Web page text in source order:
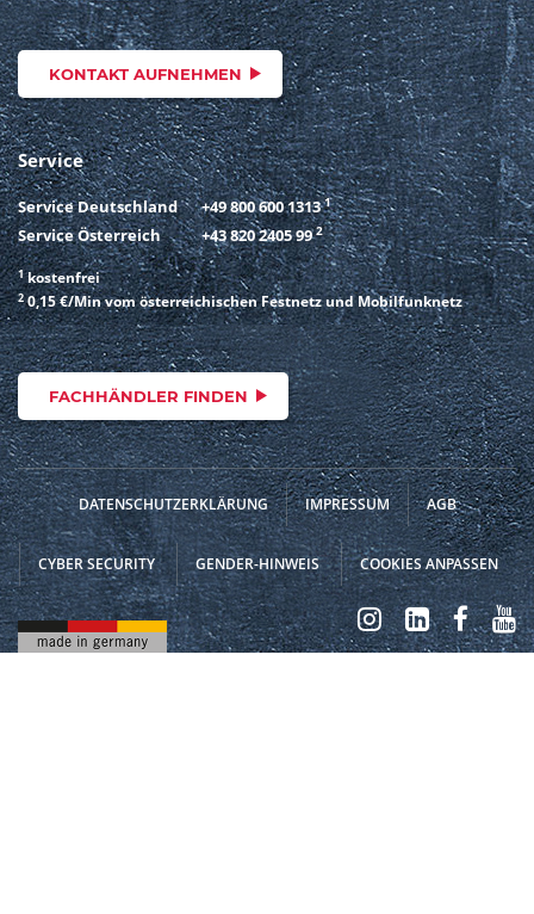
KONTAKT AUFNEHMEN
Service
Service Deutschland +49 800 600 1313 1
Service Österreich +43 820 2405 99 2
1kostenfrei
20,15 €/Min vom österreichischen Festnetz und Mobilfunknetz
FACHHÄNDLER FINDEN
DATENSCHUTZERKLÄRUNG IMPRESSUM AGB
CYBER SECURITY GENDER-HINWEIS COOKIES ANPASSEN